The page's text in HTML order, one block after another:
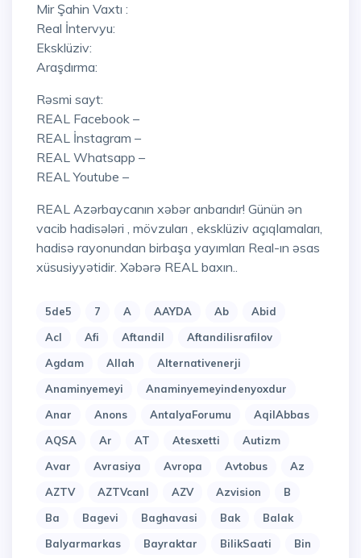
Mir Şahin Vaxtı :
Real İntervyu:
Eksklüziv:
Araşdırma:
Rəsmi sayt:
REAL Facebook –
REAL İnstagram –
REAL Whatsapp –
REAL Youtube –
REAL Azərbaycanın xəbər anbarıdır! Günün ən
vacib hadisələri , mövzuları , eksklüziv açıqlamaları,
hadisə rayonundan birbaşa yayımları Real-ın əsas
xüsusiyyətidir. Xəbərə REAL baxın..
5de5 7 A AAYDA Ab
Abid
Acl
Afi Aftandil
Aftandilisrafilov
Agdam
Allah
Alternativenerji
Anaminyemeyi
Anaminyemeyindenyoxdur
Anar
Anons AntalyaForumu
AqilAbbas
AQSA
Ar AT Atesxetti
Autizm
Avar
Avrasiya Avropa Avtobus
Az
AZTV
AZTVcanl AZV Azvision
B
Ba
Bagevi Baghavasi Bak
Balak
Balyarmarkas
Bayraktar BilikSaati
Bin